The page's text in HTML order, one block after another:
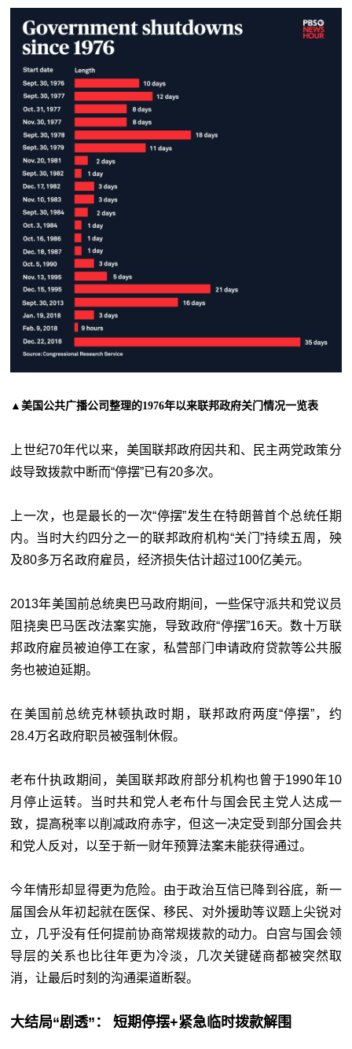
▲美国公共广播公司整理的1976年以来联邦政府关门情况一览表
上世纪70年代以来，美国联邦政府因共和、民主两党政策分
歧导致拨款中断而“停摆”已有20多次。
上一次，也是最长的一次“停摆”发生在特朗普首个总统任期
内。当时大约四分之一的联邦政府机构“关门”持续五周，殃
及80多万名政府雇员，经济损失估计超过100亿美元。
2013年美国前总统奥巴马政府期间，一些保守派共和党议员
阻挠奥巴马医改法案实施，导致政府“停摆”16天。数十万联
邦政府雇员被迫停工在家，私营部门申请政府贷款等公共服
务也被迫延期。
在美国前总统克林顿执政时期，联邦政府两度“停摆”，约
28.4万名政府职员被强制休假。
老布什执政期间，美国联邦政府部分机构也曾于1990年10
月停止运转。当时共和党人老布什与国会民主党人达成一
致，提高税率以削减政府赤字，但这一决定受到部分国会共
和党人反对，以至于新一财年预算法案未能获得通过。
今年情形却显得更为危险。由于政治互信已降到谷底，新一
届国会从年初起就在医保、移民、对外援助等议题上尖锐对
立，几乎没有任何提前协商常规拨款的动力。白宫与国会领
导层的关系也比往年更为冷淡，几次关键磋商都被突然取
消，让最后时刻的沟通渠道断裂。
大结局“剧透”：短期停摆+紧急临时拨款解围